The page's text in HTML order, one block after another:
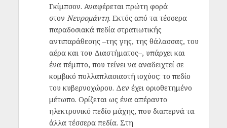
Γκίμπσον. Αναφέρεται πρώτη φορά
στον Νευρομάντη. Εκτός από τα τέσσερα
παραδοσιακά πεδία στρατιωτικής
αντιπαράθεσης –της γης, της θάλασσας, του
αέρα και του Διαστήματος–, υπάρχει και
ένα πέμπτο, που τείνει να αναδειχτεί σε
κομβικό πολλαπλασιαστή ισχύος: το πεδίο
του κυβερνοχώρου. Δεν έχει οριοθετημένο
μέτωπο. Ορίζεται ως ένα απέραντο
ηλεκτρονικό πεδίο μάχης, που διαπερνά τα
άλλα τέσσερα πεδία. Στη